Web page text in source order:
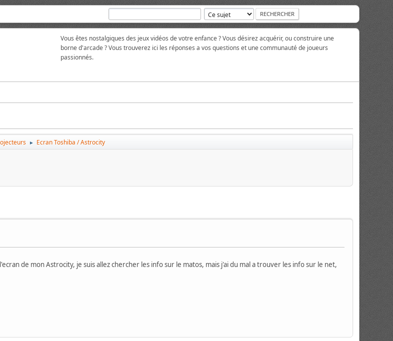
Vous êtes nostalgiques des jeux vidéos de votre enfance ? Vous désirez acquérir, ou construire une
borne d'arcade ? Vous trouverez ici les réponses a vos questions et une communauté de joueurs
passionnés.
► Ecran Toshiba / Astrocity
de mon Astrocity, je suis allez chercher les info sur le matos, mais j'ai du mal a trouver les info sur le net,